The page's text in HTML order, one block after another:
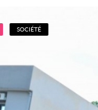
SOCIÉTÉ